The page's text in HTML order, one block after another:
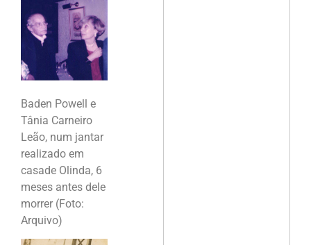
Baden Powell e
Tânia Carneiro
Leão, num jantar
realizado em
casade Olinda, 6
meses antes dele
morrer (Foto:
Arquivo)